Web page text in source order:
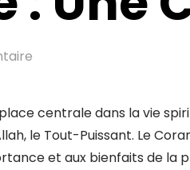
centrale dans la vie
le Tout-Puissant. Le
et aux bienfaits de la